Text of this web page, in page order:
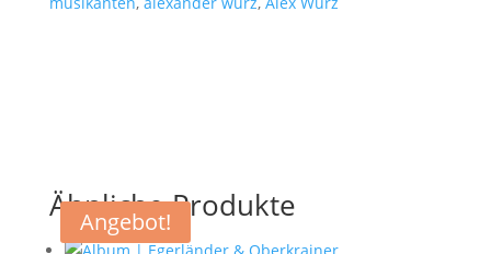
Ähnliche Produkte
Angebot!